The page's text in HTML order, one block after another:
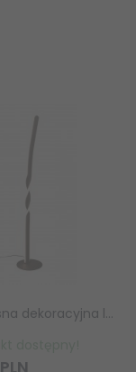
Nowoczesna dekoracyjna lampa podłogowa LED czarna podłużna minimalistyczna klasyczna metalowa GINKO R45791132 Rl
PLN